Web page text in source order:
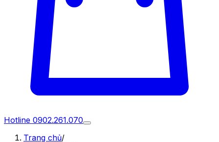
Hotline 0902.261.070
Trang chủ/